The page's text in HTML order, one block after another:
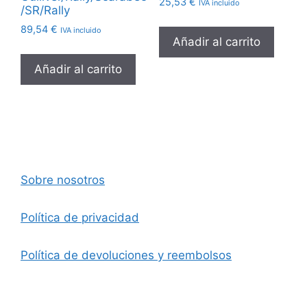
/SR/Rally
89,54 € IVA incluido
Añadir al carrito
IVA incluido
Añadir al carrito
Sobre nosotros
Política de privacidad
Política de devoluciones y reembolsos